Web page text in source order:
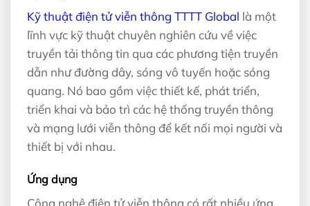
Kỹ thuật điện tử viễn thông TTTT Global là một
lĩnh vực kỹ thuật chuyên nghiên cứu về việc
truyền tải thông tin qua các phương tiện truyền
dẫn như đường dây, sóng vô tuyến hoặc sóng
quang. Nó bao gồm việc thiết kế, phát triển,
triển khai và bảo trì các hệ thống truyền thông
và mạng lưới viễn thông để kết nối mọi người và
thiết bị với nhau.
Ứng dụng
Công nghệ điện tử viễn thông có rất nhiều ứng